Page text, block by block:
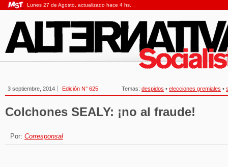
Lunes 27 de Agosto, actualizado hace 4 hs.
3 septiembre, 2014 Edición N° 625 Temas: despidos • elecciones gremiales •
Colchones SEALY: ¡no al fraude!
Por: Corresponsal